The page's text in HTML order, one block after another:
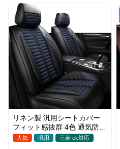
リネン製 汎用シートカバー
フィット感抜群 4色 通気防水
耐摩耗性 軽/普自動車 SUV
人気 汎用 三菱 ek対応